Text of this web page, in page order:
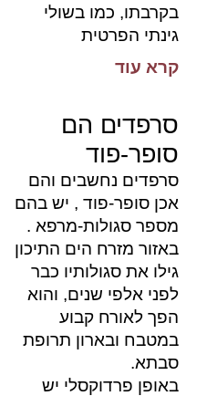
בקרבתו, כמו בשולי
גינתי הפרטית
קרא עוד
סרפדים הם
סופר-פוד
סרפדים נחשבים והם
אכן סופר-פוד , יש בהם
מספר סגולות-מרפא .
באזור מזרח הים התיכון
גילו את סגולותיו כבר
לפני אלפי שנים, והוא
הפך לאורח קבוע
במטבח ובארון תרופת
סבתא.
באופן פרדוקסלי יש